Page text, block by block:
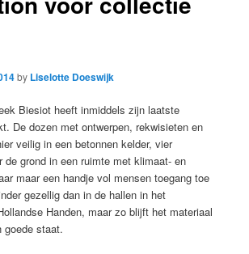
by Liselotte Doeswijk
Biesiot heeft inmiddels zijn laatste
De dozen met ontwerpen, rekwisieten en
veilig in een betonnen kelder, vier
de grond in een ruimte met klimaat- en
maar een handje vol mensen toegang toe
gezellig dan in de hallen in het
Handen, maar zo blijft het materiaal
goede staat.